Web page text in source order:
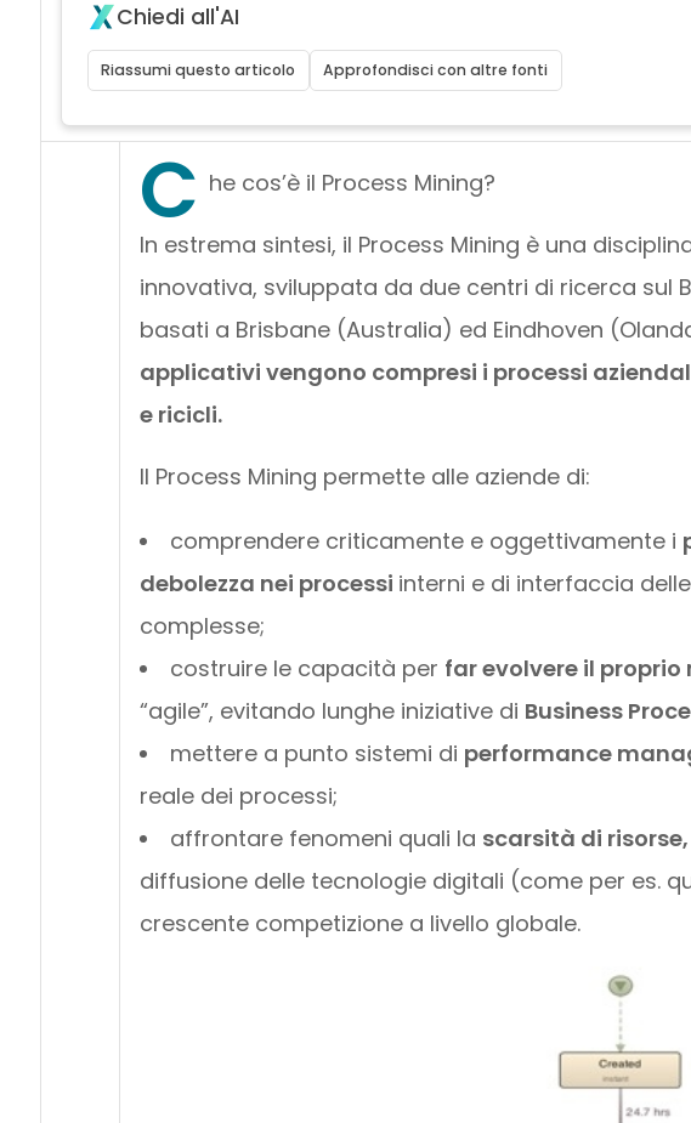
Chiedi all'AI
Riassumi questo articolo Approfondisci con altre fonti
C he cos’è il Process Mining?
In estrema sintesi, il Process Mining è una
innovativa, sviluppata da due centri di ricerca sul
basati a Brisbane (Australia) ed Eindhoven
applicativi vengono compresi i processi
e ricicli.
Il Process Mining permette alle aziende di:
comprendere criticamente e oggettivamente i
debolezza nei processi interni e di interfaccia
complesse;
costruire le capacità per far evolvere il
“agile”, evitando lunghe iniziative di Business
mettere a punto sistemi di performance
reale dei processi;
affrontare fenomeni quali la scarsità di
diffusione delle tecnologie digitali (come per es.
crescente competizione a livello globale.